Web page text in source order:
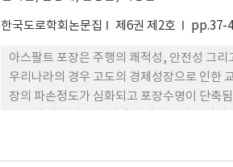
한국도로학회논문집 제6권 제2호 pp.37-
아스팔트 포장은 주행의 쾌적성, 안전성 그
우리나라의 경우 고도의 경제성장으로 인한
장의 파손정도가 심화되고 포장수명이 단축
고 있다. 본 연구에서는 아스팔트 포장 표층